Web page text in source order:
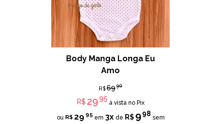
Body Manga Longa Eu
Amo
R$6990
R$ 2995
à vista no Pix
ou R$ 29 95em 3xde R$ 9 98
sem